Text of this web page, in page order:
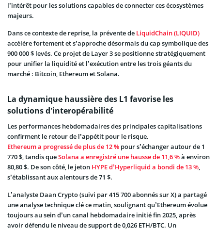
l’intérêt pour les solutions capables de connecter ces écosystèmes
majeurs.
Dans ce contexte de reprise, la prévente de LiquidChain (LIQUID)
accélère fortement et s’approche désormais du cap symbolique des
900 000 $ levés. Ce projet de Layer 3 se positionne stratégiquement
pour unifier la liquidité et l’exécution entre les trois géants du
marché : Bitcoin, Ethereum et Solana.
La dynamique haussière des L1 favorise les
solutions d’interopérabilité
Les performances hebdomadaires des principales capitalisations
confirment le retour de l’appétit pour le risque.
Ethereum a progressé de plus de 12 % pour s’échanger autour de 1
770 $, tandis queSolana a enregistré une hausse de 11,6 %à environ
80,80 $. De son côté, le jeton HYPE d’Hyperliquid a bondi de 13 %,
s’établissant aux alentours de 71 $.
L’analyste Daan Crypto (suivi par 415 700 abonnés sur X) a partagé
une analyse technique clé ce matin, soulignant qu’Ethereum évolue
toujours au sein d’un canal hebdomadaire initié fin 2025, après
avoir défendu le niveau de support de 0,026 ETH/BTC. Un